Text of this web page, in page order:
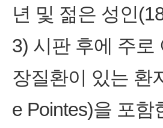
년 및 젊은 성인
3) 시판 후에 주로
장질환이 있는 환
e Pointes)을 포